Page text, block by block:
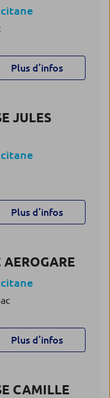
Plus d’infos
JULES
Plus d’infos
Plus d’infos
CAMILLE